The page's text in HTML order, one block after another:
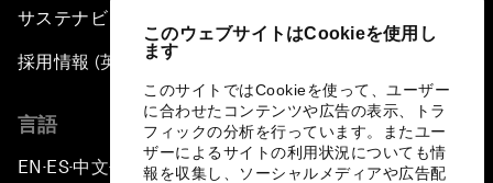
このウェブサイトはCookieを使用し
ます
このサイトではCookieを使って、ユーザー
に合わせたコンテンツや広告の表示、トラ
フィックの分析を行っています。またユー
ザーによるサイトの利用状況についても情
報を収集し、ソーシャルメディアや広告配
サステナビリティへの取り組み
採用情報 (英語のみ)
言語
EN ▪ES▪中文▪ 日本語